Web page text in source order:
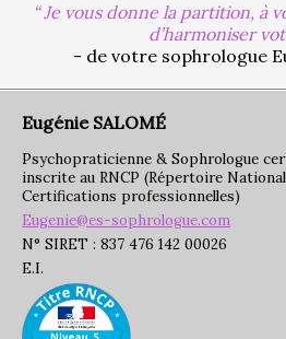
Je vous donne la partition, à
d’harmoniser
- de votre sophrologue
Eugénie SALOMÉ
Psychopraticienne & Sophrologue
inscrite au RNCP (Répertoire
Certifications professionnelles)
Eugenie@es-sophrologue.com
N° SIRET : 837 476 142 00026
E.I.